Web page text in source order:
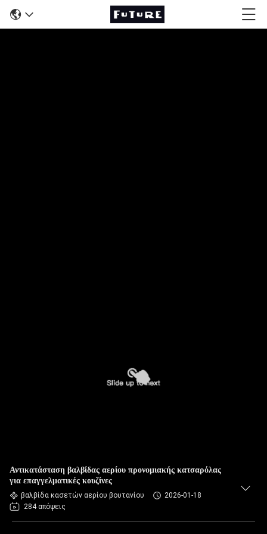
Αντικατάσταση βαλβίδας αερίου προνομιακής κατσαρόλας
για επαγγελματικές κουζίνες
βαλβίδα κασετών αερίου βουτανίου
2026-01-18
284 απόψεις